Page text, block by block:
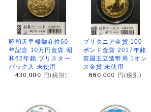
昭和天皇様御在位60
年記念 10万円金貨 昭
和62年銘 ブリスター
パック入 未使用
430,000 円(税別)
ブリタニア金貨 100
ポンド金貨 2017年銘
英国王立造幣局 1オン
ス金貨 未使用
660,000 円(税別)